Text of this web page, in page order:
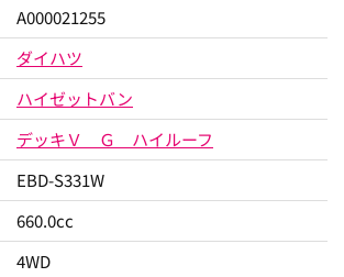
A000021255
ダイハツ
ハイゼットバン
デッキＶ Ｇ ハイルーフ
EBD-S331W
660.0cc
4WD